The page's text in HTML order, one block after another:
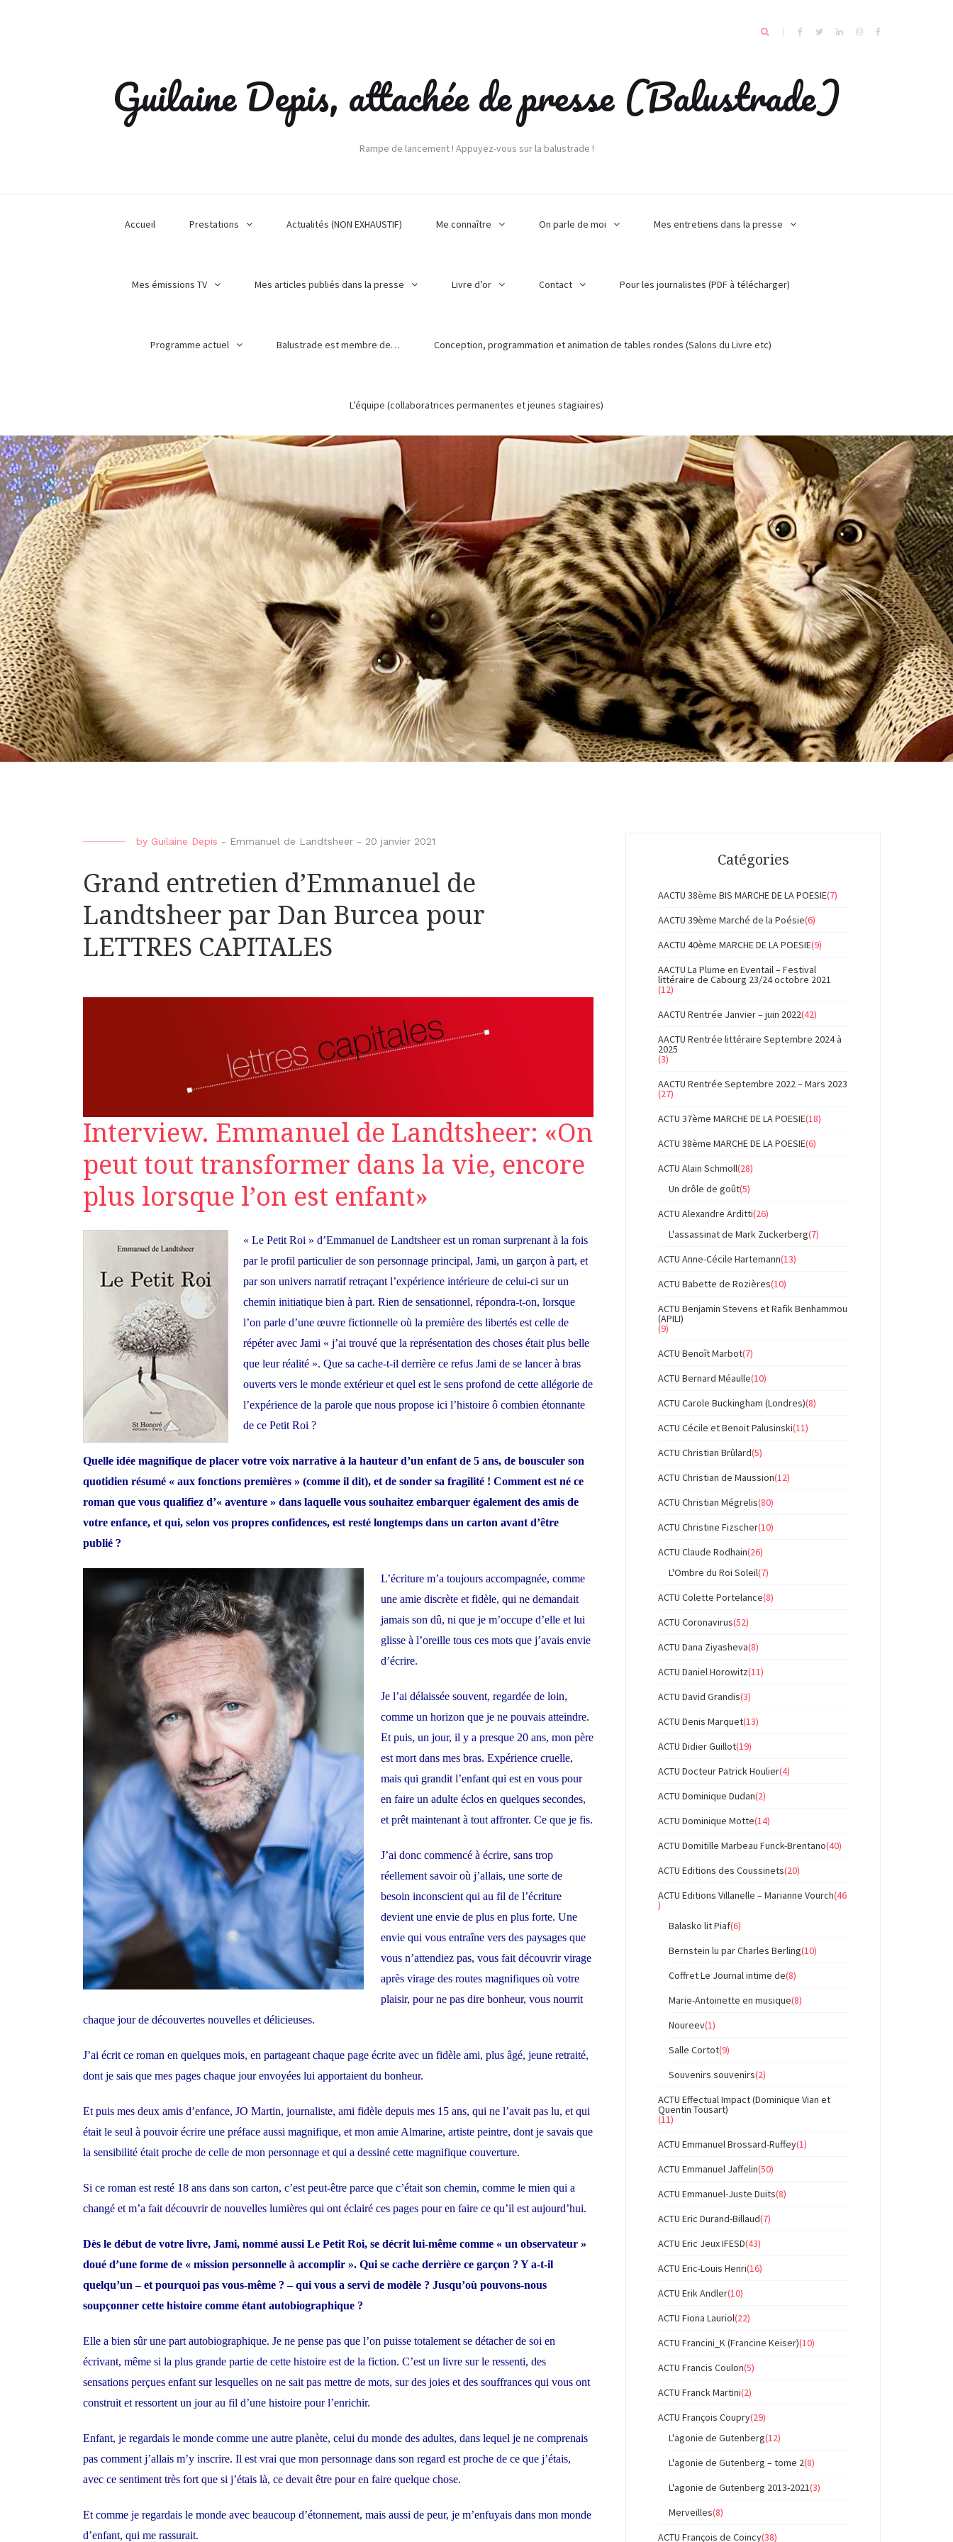
Guilaine Depis, attachée de presse (Balustrade)
Rampe de lancement ! Appuyez-vous sur la balustrade !
Accueil Prestations Actualités (NON EXHAUSTIF) Me connaître On parle de moi Mes entretiens dans la presse
Mes émissions TV Mes articles publiés dans la presse Livre d’or Contact Pour les journalistes (PDF à télécharger)
Programme actuel Balustrade est membre de… Conception, programmation et animation de tables rondes (Salons du Livre etc)
L’équipe (collaboratrices permanentes et jeunes stagiaires)
by Guilaine Depis - Emmanuel de Landtsheer - 20 janvier 2021
Grand entretien d’Emmanuel de
Landtsheer par Dan Burcea pour
LETTRES CAPITALES
Interview. Emmanuel de Landtsheer: «On
peut tout transformer dans la vie, encore
plus lorsque l’on est enfant»
« Le Petit Roi » d’Emmanuel de Landtsheer est un roman surprenant à la fois
par le profil particulier de son personnage principal, Jami, un garçon à part, et
par son univers narratif retraçant l’expérience intérieure de celui-ci sur un
chemin initiatique bien à part. Rien de sensationnel, répondra-t-on, lorsque
l’on parle d’une œuvre fictionnelle où la première des libertés est celle de
répéter avec Jami « j’ai trouvé que la représentation des choses était plus belle
que leur réalité ». Que sa cache-t-il derrière ce refus Jami de se lancer à bras
ouverts vers le monde extérieur et quel est le sens profond de cette allégorie de
l’expérience de la parole que nous propose ici l’histoire ô combien étonnante
de ce Petit Roi ?
Quelle idée magnifique de placer votre voix narrative à la hauteur d’un enfant de 5 ans, de bousculer son
quotidien résumé « aux fonctions premières » (comme il dit), et de sonder sa fragilité ! Comment est né ce
roman que vous qualifiez d’« aventure » dans laquelle vous souhaitez embarquer également des amis de
votre enfance, et qui, selon vos propres confidences, est resté longtemps dans un carton avant d’être
publié ?
L’écriture m’a toujours accompagnée, comme
une amie discrète et fidèle, qui ne demandait
jamais son dû, ni que je m’occupe d’elle et lui
glisse à l’oreille tous ces mots que j’avais envie
d’écrire.
Je l’ai délaissée souvent, regardée de loin,
comme un horizon que je ne pouvais atteindre.
Et puis, un jour, il y a presque 20 ans, mon père
est mort dans mes bras. Expérience cruelle,
mais qui grandit l’enfant qui est en vous pour
en faire un adulte éclos en quelques secondes,
et prêt maintenant à tout affronter. Ce que je fis.
J’ai donc commencé à écrire, sans trop
réellement savoir où j’allais, une sorte de
besoin inconscient qui au fil de l’écriture
devient une envie de plus en plus forte. Une
envie qui vous entraîne vers des paysages que
vous n’attendiez pas, vous fait découvrir virage
après virage des routes magnifiques où votre
plaisir, pour ne pas dire bonheur, vous nourrit
chaque jour de découvertes nouvelles et délicieuses.
J’ai écrit ce roman en quelques mois, en partageant chaque page écrite avec un fidèle ami, plus âgé, jeune retraité,
dont je sais que mes pages chaque jour envoyées lui apportaient du bonheur.
Et puis mes deux amis d’enfance, JO Martin, journaliste, ami fidèle depuis mes 15 ans, qui ne l’avait pas lu, et qui
était le seul à pouvoir écrire une préface aussi magnifique, et mon amie Almarine, artiste peintre, dont je savais que
la sensibilité était proche de celle de mon personnage et qui a dessiné cette magnifique couverture.
Si ce roman est resté 18 ans dans son carton, c’est peut-être parce que c’était son chemin, comme le mien qui a
changé et m’a fait découvrir de nouvelles lumières qui ont éclairé ces pages pour en faire ce qu’il est aujourd’hui.
Dès le début de votre livre, Jami, nommé aussi Le Petit Roi, se décrit lui-même comme « un observateur »
doué d’une forme de « mission personnelle à accomplir ». Qui se cache derrière ce garçon ? Y a-t-il
quelqu’un – et pourquoi pas vous-même ? – qui vous a servi de modèle ? Jusqu’où pouvons-nous
soupçonner cette histoire comme étant autobiographique ?
Elle a bien sûr une part autobiographique. Je ne pense pas que l’on puisse totalement se détacher de soi en
écrivant, même si la plus grande partie de cette histoire est de la fiction. C’est un livre sur le ressenti, des
sensations perçues enfant sur lesquelles on ne sait pas mettre de mots, sur des joies et des souffrances qui vous ont
construit et ressortent un jour au fil d’une histoire pour l’enrichir.
Enfant, je regardais le monde comme une autre planète, celui du monde des adultes, dans lequel je ne comprenais
pas comment j’allais m’y inscrire. Il est vrai que mon personnage dans son regard est proche de ce que j’étais,
avec ce sentiment très fort que si j’étais là, ce devait être pour en faire quelque chose.
Et comme je regardais le monde avec beaucoup d’étonnement, mais aussi de peur, je m’enfuyais dans mon monde
d’enfant, qui me rassurait.
Catégories
AACTU 38ème BIS MARCHE DE LA POESIE(7)
AACTU 39ème Marché de la Poésie(6)
AACTU 40ème MARCHE DE LA POESIE(9)
AACTU La Plume en Eventail – Festival
littéraire de Cabourg 23/24 octobre 2021
(12)
AACTU Rentrée Janvier – juin 2022(42)
AACTU Rentrée littéraire Septembre 2024 à
2025
(3)
AACTU Rentrée Septembre 2022 – Mars 2023
(27)
ACTU 37ème MARCHE DE LA POESIE(18)
ACTU 38ème MARCHE DE LA POESIE(6)
ACTU Alain Schmoll(28)
Un drôle de goût(5)
ACTU Alexandre Arditti(26)
L'assassinat de Mark Zuckerberg(7)
ACTU Anne-Cécile Hartemann(13)
ACTU Babette de Rozières(10)
ACTU Benjamin Stevens et Rafik Benhammou
(APILI)
(9)
ACTU Benoît Marbot(7)
ACTU Bernard Méaulle(10)
ACTU Carole Buckingham (Londres)(8)
ACTU Cécile et Benoit Palusinski(11)
ACTU Christian Brûlard(5)
ACTU Christian de Maussion(12)
ACTU Christian Mégrelis(80)
ACTU Christine Fizscher(10)
ACTU Claude Rodhain(26)
L'Ombre du Roi Soleil(7)
ACTU Colette Portelance(8)
ACTU Coronavirus(52)
ACTU Dana Ziyasheva(8)
ACTU Daniel Horowitz(11)
ACTU David Grandis(3)
ACTU Denis Marquet(13)
ACTU Didier Guillot(19)
ACTU Docteur Patrick Houlier(4)
ACTU Dominique Dudan(2)
ACTU Dominique Motte(14)
ACTU Domitille Marbeau Funck-Brentano(40)
ACTU Editions des Coussinets(20)
ACTU Editions Villanelle – Marianne Vourch(46
)
Balasko lit Piaf(6)
Bernstein lu par Charles Berling(10)
Coffret Le Journal intime de(8)
Marie-Antoinette en musique(8)
Noureev(1)
Salle Cortot(9)
Souvenirs souvenirs(2)
ACTU Effectual Impact (Dominique Vian et
Quentin Tousart)
(11)
ACTU Emmanuel Brossard-Ruffey(1)
ACTU Emmanuel Jaffelin(50)
ACTU Emmanuel-Juste Duits(8)
ACTU Eric Durand-Billaud(7)
ACTU Eric Jeux IFESD(43)
ACTU Eric-Louis Henri(16)
ACTU Erik Andler(10)
ACTU Fiona Lauriol(22)
ACTU Francini_K (Francine Keiser)(10)
ACTU Francis Coulon(5)
ACTU Franck Martini(2)
ACTU François Coupry(29)
L'agonie de Gutenberg(12)
L'agonie de Gutenberg – tome 2(8)
L'agonie de Gutenberg 2013-2021(3)
Merveilles(8)
ACTU François de Coincy(38)